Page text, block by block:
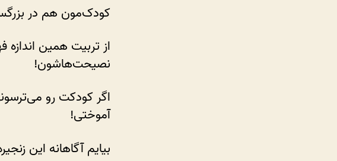
کودک‌مون هم در
از تربیت همین
نصیحت‌هاشون!
اگر کودکت رو
آموختی!
بیایم آگاهانه این